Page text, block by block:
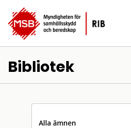
Bibliotek
Alla ämnen